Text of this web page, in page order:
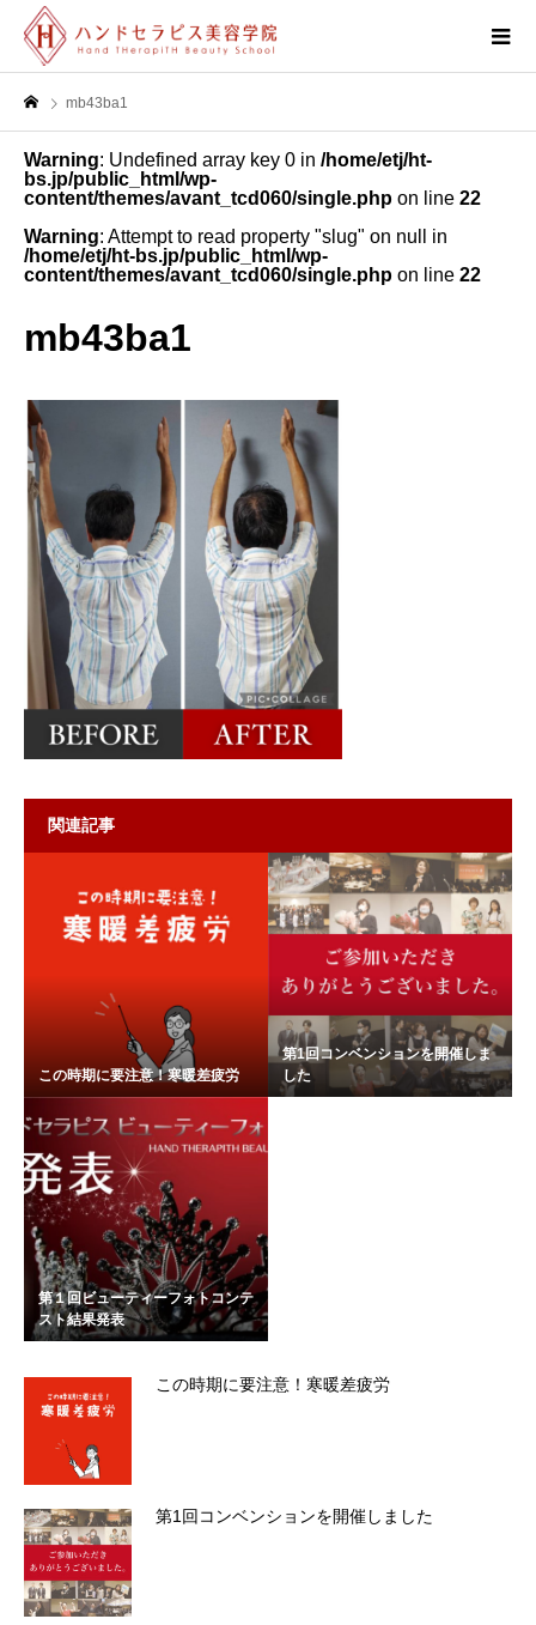
mb43ba1
Warning: Undefined array key 0 in /home/etj/ht-
bs.jp/public_html/wp-
content/themes/avant_tcd060/single.php on line 22
Warning: Attempt to read property "slug" on null in
/home/etj/ht-bs.jp/public_html/wp-
content/themes/avant_tcd060/single.php on line 22
mb43ba1
関連記事
この時期に要注意！寒暖差疲労
第1回コンベンションを開催しま
した
第１回ビューティーフォトコンテ
スト結果発表
この時期に要注意！寒暖差疲労
第1回コンベンションを開催しました